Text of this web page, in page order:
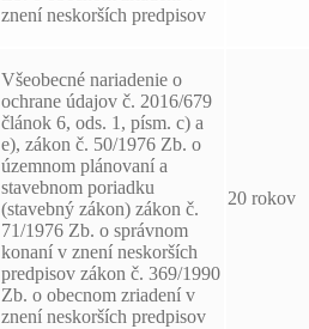
znení neskorších predpisov
Všeobecné nariadenie o
ochrane údajov č. 2016/679
článok 6, ods. 1, písm. c) a
e), zákon č. 50/1976 Zb. o
územnom plánovaní a
stavebnom poriadku
(stavebný zákon) zákon č.
71/1976 Zb. o správnom
konaní v znení neskorších
predpisov zákon č. 369/1990
Zb. o obecnom zriadení v
znení neskorších predpisov
20 rokov